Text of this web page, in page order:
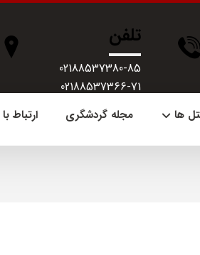
تلفن
02188537380-85
02188537366-71
ها مجله گردشگری ارتباط